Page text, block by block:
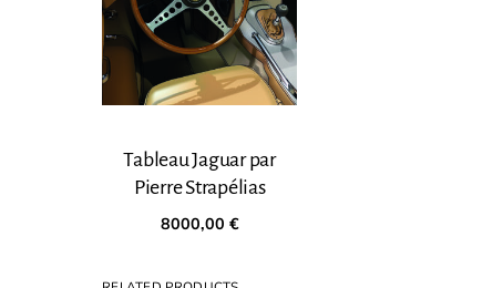
Tableau Jaguar par
Pierre Strapélias
8000,00 €